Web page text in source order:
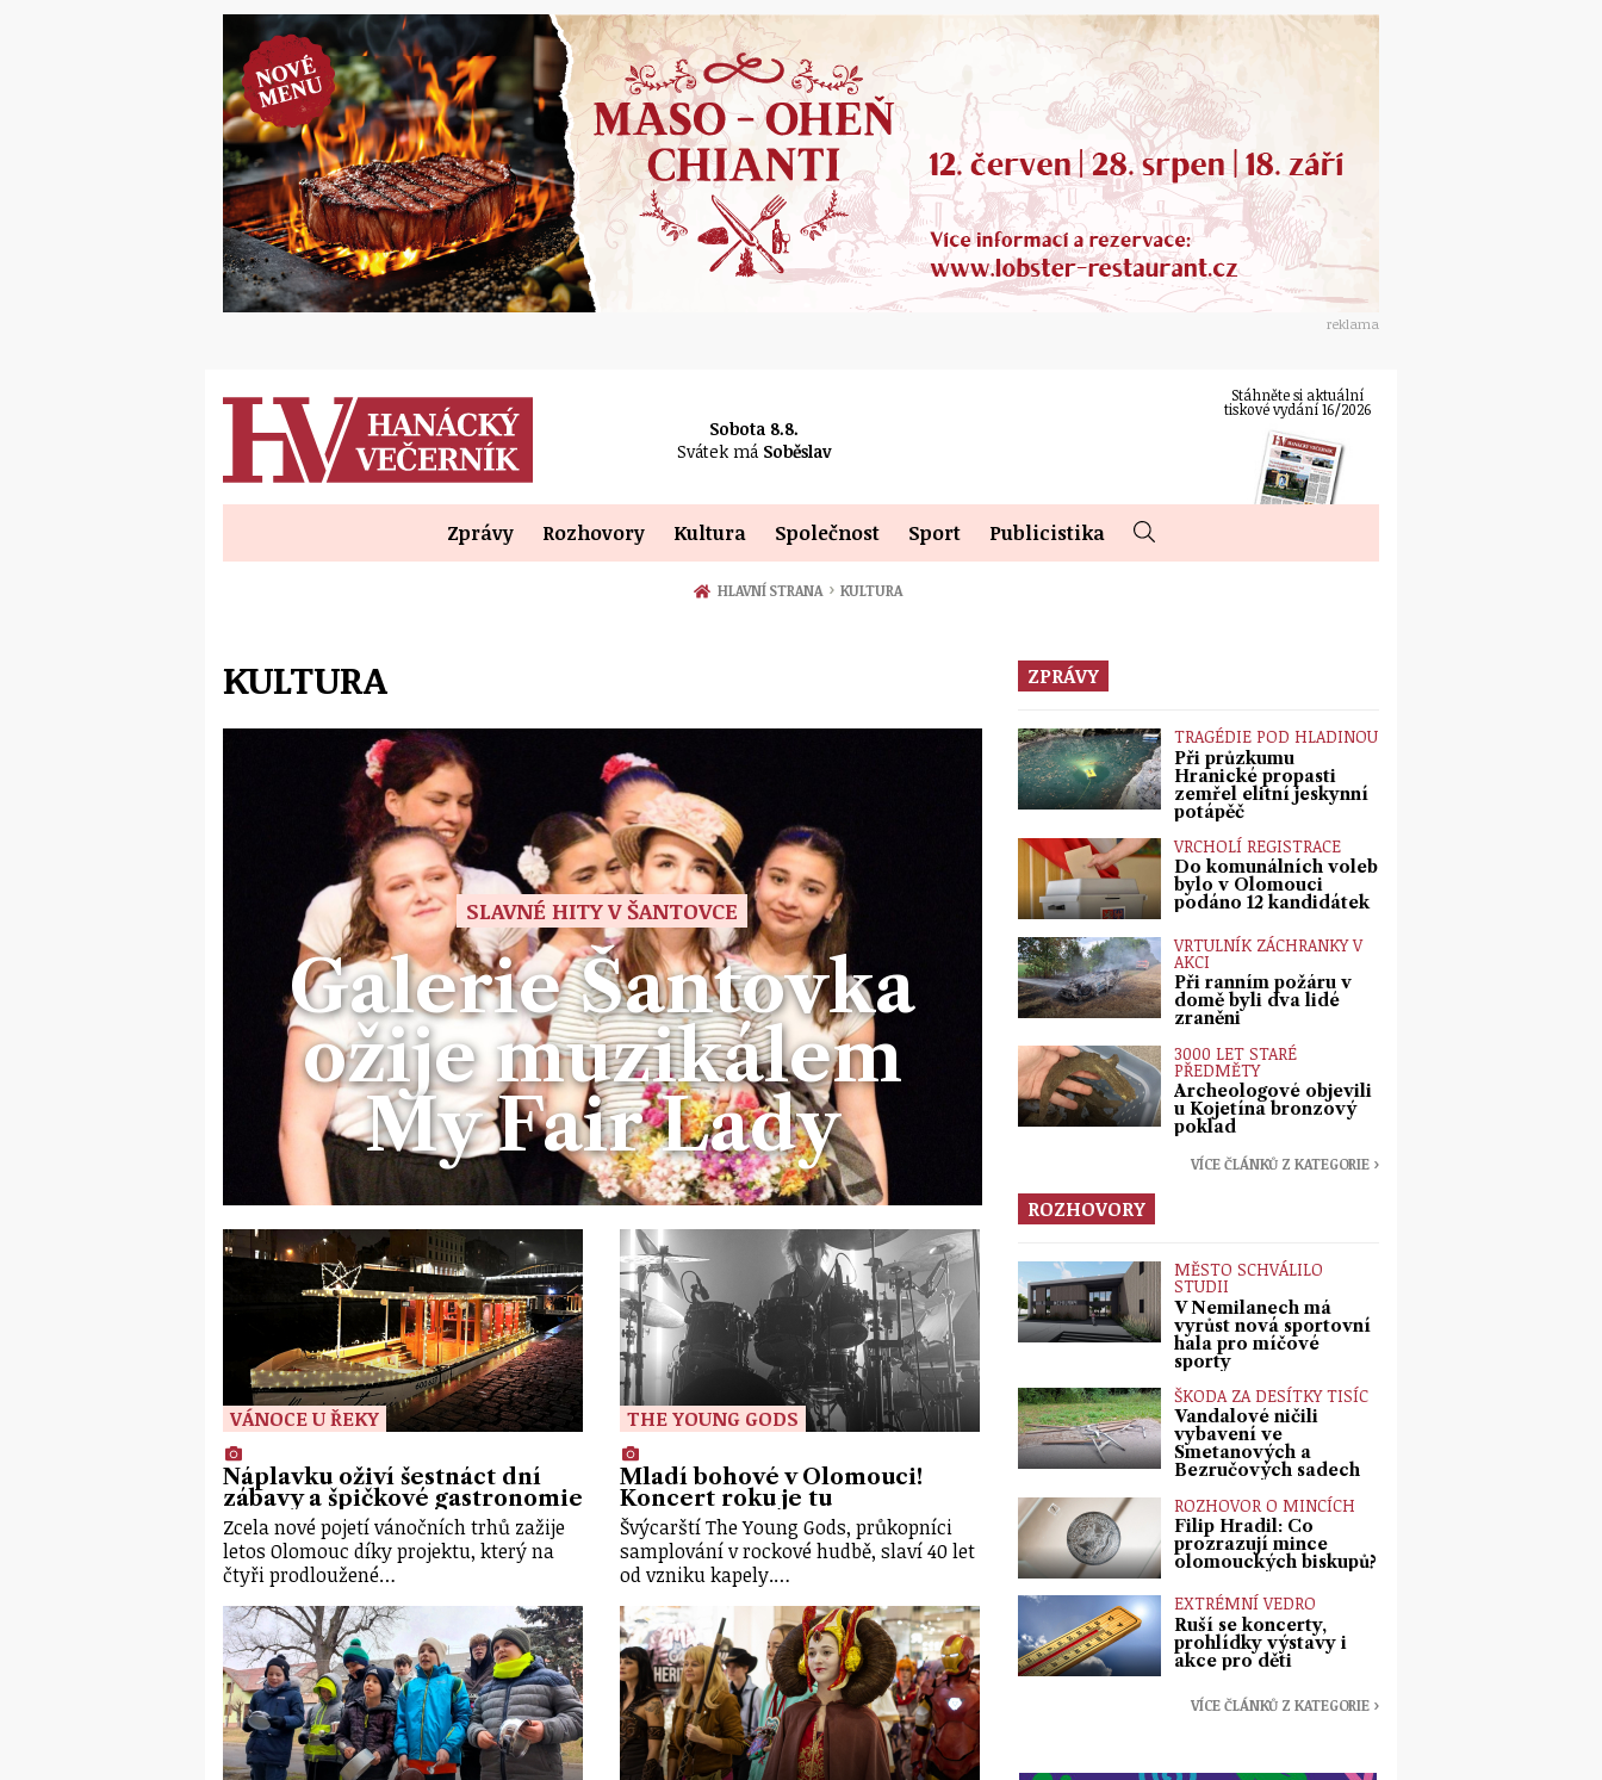
reklama
Sobota 8.8.
Svátek má Soběslav
Stáhněte si aktuální
tiskové vydání 16/2026
Zprávy Rozhovory Kultura Společnost Sport Publicistika
HLAVNÍ STRANA › KULTURA
KULTURA
SLAVNÉ HITY V ŠANTOVCE
Galerie Šantovka
ožije muzikálem
My Fair Lady
VÁNOCE U ŘEKY
Náplavku oživí šestnáct dní
zábavy a špičkové gastronomie
Zcela nové pojetí vánočních trhů zažije
letos Olomouc díky projektu, který na
čtyři prodloužené…
THE YOUNG GODS
Mladí bohové v Olomouci!
Koncert roku je tu
Švýcarští The Young Gods, průkopníci
samplování v rockové hudbě, slaví 40 let
od vzniku kapely.…
ZPRÁVY
TRAGÉDIE POD HLADINOU
Při průzkumu
Hranické propasti
zemřel elitní jeskynní
potápěč
VRCHOLÍ REGISTRACE
Do komunálních voleb
bylo v Olomouci
podáno 12 kandidátek
VRTULNÍK ZÁCHRANKY V
AKCI
Při ranním požáru v
domě byli dva lidé
zraněni
3000 LET STARÉ
PŘEDMĚTY
Archeologové objevili
u Kojetína bronzový
poklad
VÍCE ČLÁNKŮ Z KATEGORIE ›
ROZHOVORY
MĚSTO SCHVÁLILO
STUDII
V Nemilanech má
vyrůst nová sportovní
hala pro míčové
sporty
ŠKODA ZA DESÍTKY TISÍC
Vandalové ničili
vybavení ve
Smetanových a
Bezručových sadech
ROZHOVOR O MINCÍCH
Filip Hradil: Co
prozrazují mince
olomouckých biskupů?
EXTRÉMNÍ VEDRO
Ruší se koncerty,
prohlídky výstavy i
akce pro děti
VÍCE ČLÁNKŮ Z KATEGORIE ›